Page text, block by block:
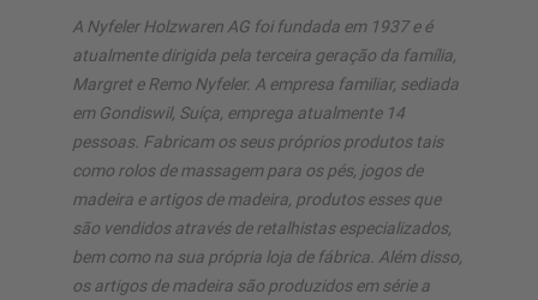
A Nyfeler Holzwaren AG foi fundada em 1937 e é
atualmente dirigida pela terceira geração da família,
Margret e Remo Nyfeler. A empresa familiar, sediada
em Gondiswil, Suíça, emprega atualmente 14
pessoas. Fabricam os seus próprios produtos tais
como rolos de massagem para os pés, jogos de
madeira e artigos de madeira, produtos esses que
são vendidos através de retalhistas especializados,
bem como na sua própria loja de fábrica. Além disso,
os artigos de madeira são produzidos em série a